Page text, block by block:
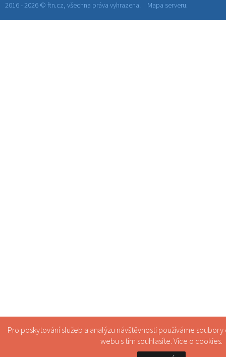
2016 - 2026 © ftn.cz, všechna práva vyhrazena. Mapa serveru.
Pro poskytování služeb a analýzu návštěvnosti používáme
webu s tím souhlasíte. Více o cookies.